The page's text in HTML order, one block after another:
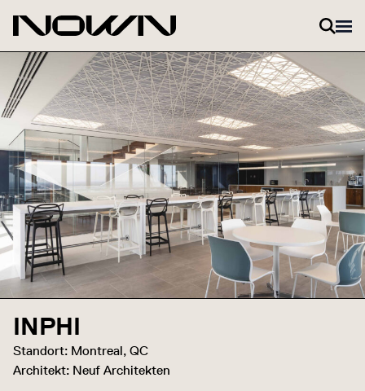
INPHI
Standort: Montreal, QC
Architekt: Neuf Architekten